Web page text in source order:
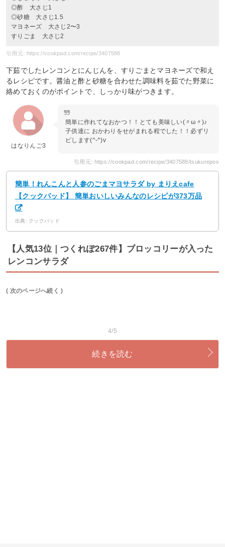
◎酢 大さじ1
◎砂糖 大さじ1.5
マヨネーズ 大さじ2〜3
すりごま 大さじ2
引用元: https://cookpad.com/recipe/3407588
下茹でしたレンコンとにんじんを、すりごまとマヨネーズで和え
るレシピです。醤油と酢と砂糖を合わせた調味料を茹でた野菜に
絡めておくのがポイントで、しっかり味がつきます。
はなりんご3
簡単に作れてなおかつ！！とても美味しい(〃ω〃)♪
子供達に おかわりをせがまれる程でした！！必ずリ
ピします(^-^)v
引用元: https://cookpad.com/recipe/3407588/tsukurepos
簡単！れんこんと人参のごまマヨサラダ by まりえcafe
【クックパッド】 簡単おいしいみんなのレシピが373万品
出典: クックパッド
【人気13位｜つくれぽ267件】ブロッコリーが入った
レンコンサラダ
( 次のページへ続く )
4/5
続きを読む